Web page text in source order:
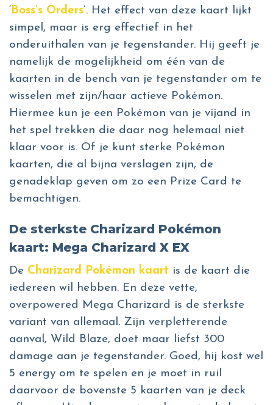
‘Boss’s Orders’. Het effect van deze kaart lijkt
simpel, maar is erg effectief in het
onderuithalen van je tegenstander. Hij geeft je
namelijk de mogelijkheid om één van de
kaarten in de bench van je tegenstander om te
wisselen met zijn/haar actieve Pokémon.
Hiermee kun je een Pokémon van je vijand in
het spel trekken die daar nog helemaal niet
klaar voor is. Of je kunt sterke Pokémon
kaarten, die al bijna verslagen zijn, de
genadeklap geven om zo een Prize Card te
bemachtigen.
De sterkste Charizard Pokémon
kaart: Mega Charizard X EX
De Charizard Pokémon kaart is de kaart die
iedereen wil hebben. En deze vette,
overpowered Mega Charizard is de sterkste
variant van allemaal. Zijn verpletterende
aanval, Wild Blaze, doet maar liefst 300
damage aan je tegenstander. Goed, hij kost wel
5 energy om te spelen en je moet in ruil
daarvoor de bovenste 5 kaarten van je deck